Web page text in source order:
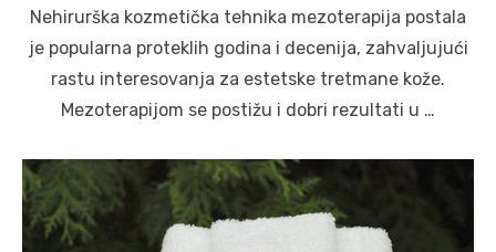
Nehirurška kozmetička tehnika mezoterapija postala
je popularna proteklih godina i decenija, zahvaljujući
rastu interesovanja za estetske tretmane kože.
Mezoterapijom se postižu i dobri rezultati u …